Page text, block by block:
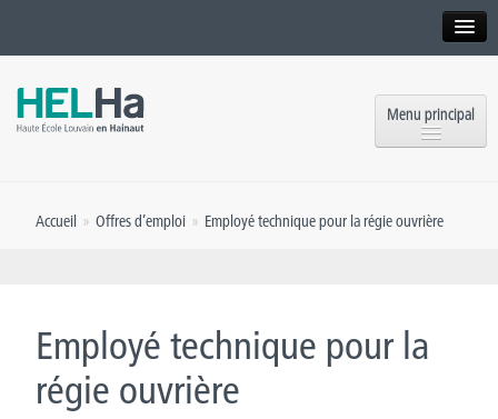
Formation continue et Recherche
Presse
Menu principal
Implantations
OEH
Rencontrez-nous
Accueil » Offres d’emploi » Employé technique pour la régie ouvrière
Employé technique pour la
régie ouvrière